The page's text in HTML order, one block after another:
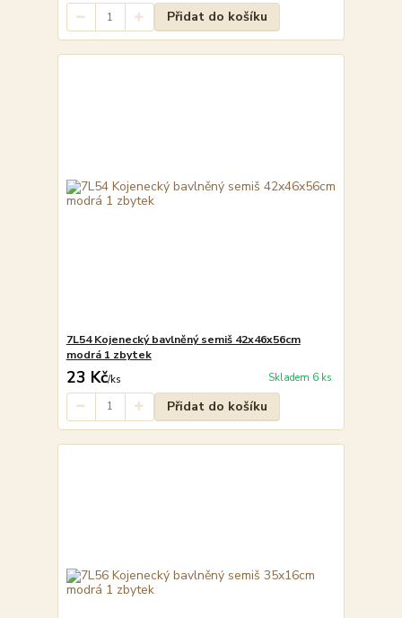
Přidat do košíku
7L54 Kojenecký bavlněný semiš 42x46x56cm
modrá 1 zbytek
23 Kč/ks Skladem 6 ks
Přidat do košíku